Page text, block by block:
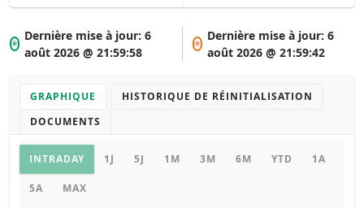
*
Dernière mise à jour:6
août 2026 @ 21:59:58
*
Dernière mise à jour: 6
août 2026 @ 21:59:42
GRAPHIQUE
HISTORIQUE DE RÉINITIALISATION
DOCUMENTS
Graphique
INTRADAY 1J 5J 1M 3M 6M YTD 1A
5A MAX